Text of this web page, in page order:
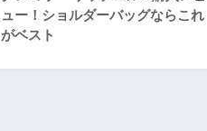
ュー！ショルダーバッグならこれ
がベスト